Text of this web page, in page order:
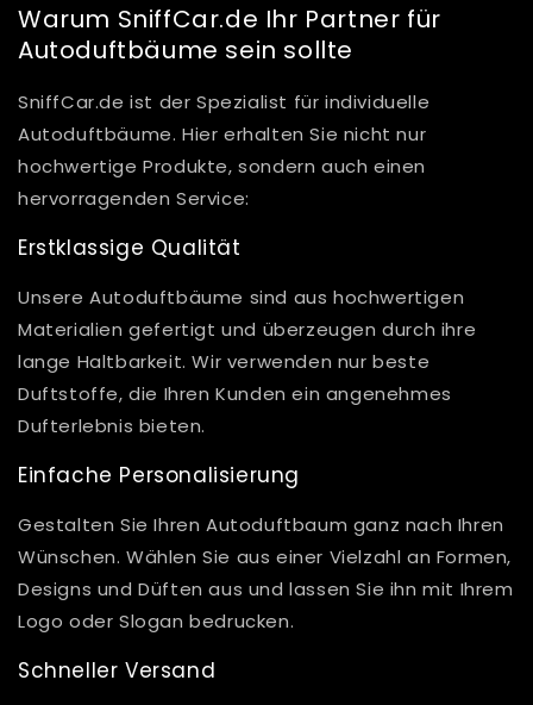
Warum SniffCar.de Ihr Partner für
Autoduftbäume sein sollte
SniffCar.de ist der Spezialist für individuelle
Autoduftbäume. Hier erhalten Sie nicht nur
hochwertige Produkte, sondern auch einen
hervorragenden Service:
Erstklassige Qualität
Unsere Autoduftbäume sind aus hochwertigen
Materialien gefertigt und überzeugen durch ihre
lange Haltbarkeit. Wir verwenden nur beste
Duftstoffe, die Ihren Kunden ein angenehmes
Dufterlebnis bieten.
Einfache Personalisierung
Gestalten Sie Ihren Autoduftbaum ganz nach Ihren
Wünschen. Wählen Sie aus einer Vielzahl an Formen,
Designs und Düften aus und lassen Sie ihn mit Ihrem
Logo oder Slogan bedrucken.
Schneller Versand